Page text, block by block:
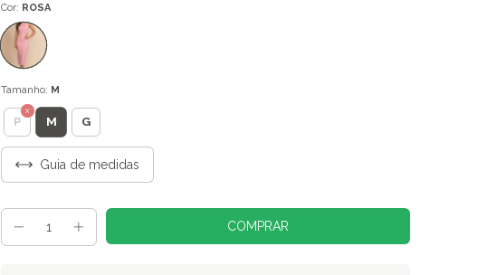
Cor: ROSA
Tamanho: M
P M G
Guia de medidas